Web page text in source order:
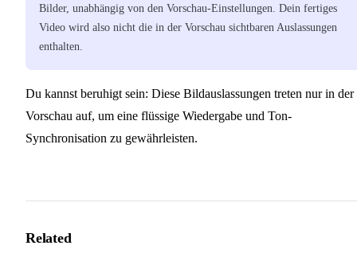
Bilder, unabhängig von den Vorschau-Einstellungen. Dein fertiges
Video wird also nicht die in der Vorschau sichtbaren Auslassungen
enthalten.
Du kannst beruhigt sein: Diese Bildauslassungen treten nur in der
Vorschau auf, um eine flüssige Wiedergabe und Ton-
Synchronisation zu gewährleisten.
Related